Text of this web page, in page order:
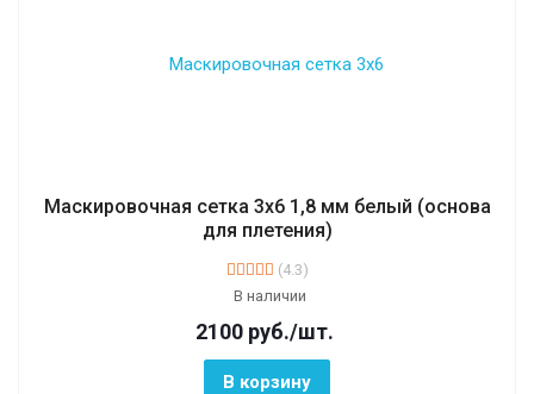
Маскировочная сетка 3х6 1,8 мм белый (основа
для плетения)
(4.3)
В наличии
2100 руб./шт.
В корзину